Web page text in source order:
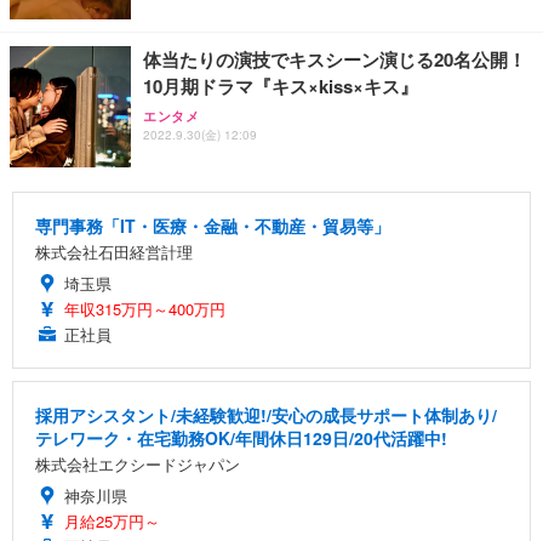
体当たりの演技でキスシーン演じる20名公開！
10月期ドラマ『キス×kiss×キス』
エンタメ
2022.9.30(金) 12:09
専門事務「IT・医療・金融・不動産・貿易等」
株式会社石田経営計理
埼玉県
年収315万円～400万円
正社員
採用アシスタント/未経験歓迎!/安心の成長サポート体制あり/
テレワーク・在宅勤務OK/年間休日129日/20代活躍中!
株式会社エクシードジャパン
神奈川県
月給25万円～